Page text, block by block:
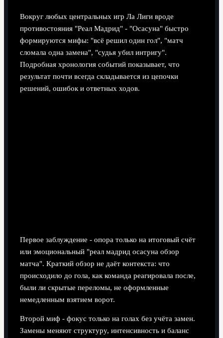
Вокруг любых центральных игр Ла Лиги вроде
противостояния "Реал Мадрид" - "Осасуна" быстро
формируются мифы: "всё решил один гол", "матч
сломала одна замена", "судья убил интригу".
Подробная хронология событий показывает, что
результат почти всегда складывается из цепочки
решений, ошибок и ответных ходов.
Первое заблуждение - опора только на итоговый счёт
или эмоциональный "реал мадрид осасуна обзор
матча". Краткий обзор не даёт контекста: что
происходило до гола, как команда реагировала после,
были ли скрытые переломы, не оформленные
немедленным взятием ворот.
Второй миф - фокус только на голах без учёта замен.
Замены меняют структуру, интенсивность и баланс